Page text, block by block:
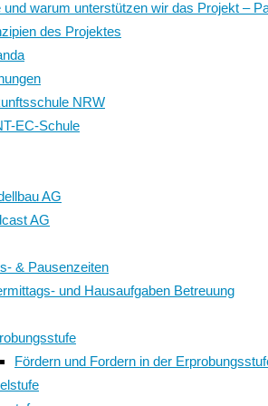
und warum unterstützen wir das Projekt –
des Projektes
NRW
EC-Schule
AG
AG
& Pausenzeiten
und Hausaufgaben Betreuung
Fördern und Fordern in der